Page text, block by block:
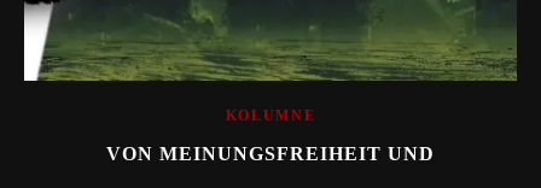
KOLUMNE
VON MEINUNGSFREIHEIT UND